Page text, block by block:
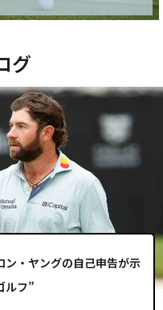
グ
・ヤングの自己申告が示
ルフ”